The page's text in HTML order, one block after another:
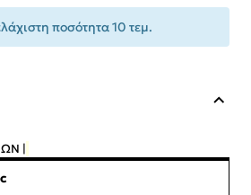
ποσότητα 10 τεμ.
|